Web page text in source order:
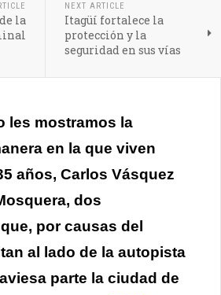
la
NEXT ARTICLE
Itagüí fortalece la
protección y la
seguridad en sus vías
les mostramos la
en la que viven
años, Carlos Vásquez
dos
por causas del
al lado de la autopista
parte la ciudad de